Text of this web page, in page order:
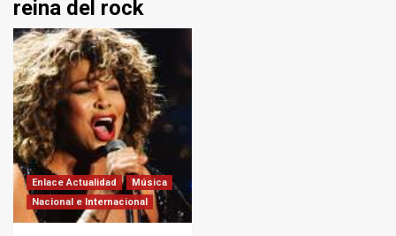
reina del rock
Enlace Actualidad
Música
Nacional e Internacional